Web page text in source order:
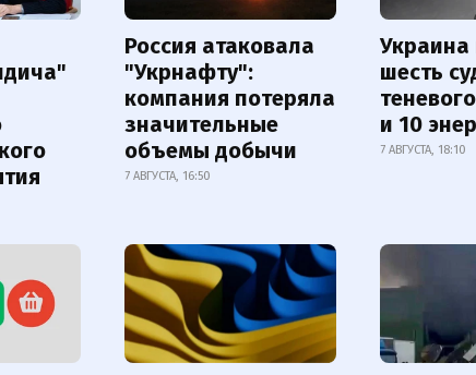
Россия атаковала
"Укрнафту":
компания потеряла
значительные
объемы добычи
7 АВГУСТА, 16:50
Украина
шесть
и 10
7 АВГУСТА, 18:10